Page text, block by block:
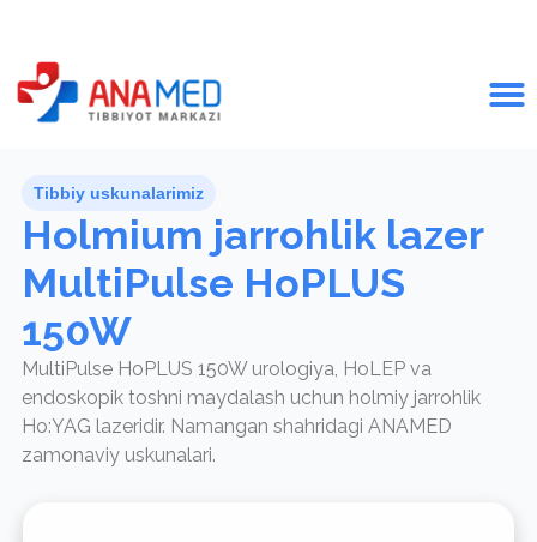
Tibbiy uskunalarimiz
Holmium jarrohlik lazer
MultiPulse HoPLUS
150W
MultiPulse HoPLUS 150W urologiya, HoLEP va
endoskopik toshni maydalash uchun holmiy jarrohlik
Ho:YAG lazeridir. Namangan shahridagi ANAMED
zamonaviy uskunalari.